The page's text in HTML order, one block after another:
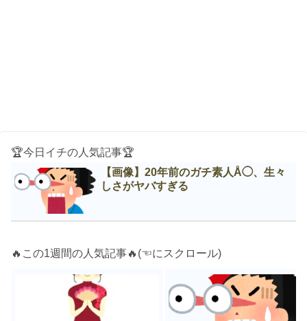
🏆今日イチの人気記事🏆
【画像】20年前のガチ素人Å◯、生々
しさがヤバすぎる
🔥この1週間の人気記事🔥(☜にスクロール)